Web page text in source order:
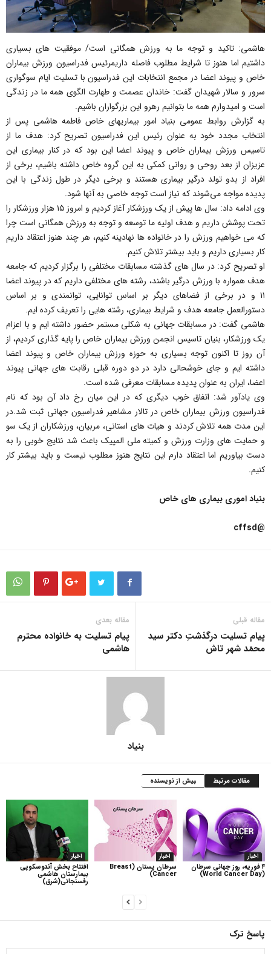
هاشمی: تاکید و توجه ما به ورزش همگانی است/ موفقیت های بسیاری
داشتیم اما هنوز تا شرایط مطلوب فاصله داریمرئیس فدراسیون ورزش بیماران
خاص و پیوند اعضا در مجمع انتخابات این فدراسیون با تسلیت ایام سوگواری
سرور و سالار شهیدان گفت: خاندان عصمت و طهارت الگوی همه ما در زندگی
است و امیدوارم همه ما بتوانیم رهرو این بزرگواران باشیم.
به گزارش روابط عمومی بنیاد امور بیماریهای خاص فاطمه هاشمی پس از
انتخاب مجدد خود به عنوان رئیس این فدراسیون تصریح کرد: هدف ما از
تاسیس ورزش بیماران خاص و پیوند اعضا این بود که در کنار بیماری این
عزیزان از بعد روحی و روانی کمکی به این گروه خاص داشته باشیم، برخی از
افراد از بدو تولد درگیر بیماری هستند و برخی دیگر در طول زندگی با این
پدیده مواجه می‌شوند که نیاز است توجه خاصی به آنها شود.
وی ادامه داد: سال ها پیش از یک ورزشکار آغاز کردیم و امروز ۱۵ هزار ورزشکار را
تحت پوشش داریم و هدف اولیه ما توسعه و توجه به ورزش همگانی است چرا
که می خواهیم ورزش را در خانواده ها نهادینه کنیم، هر چند هنوز اعتقاد داریم
کار بسیاری داریم و باید بیشتر تلاش کنیم.
او تصریح کرد: در سال های گذشته مسابقات مختلفی را برگزار کردیم که جامعه
هدف همواره با ورزش درگیر باشند، رشته های مختلفی داریم که در پیوند اعضا
۱۱ و در برخی از فضاهای دیگر بر اساس توانایی، توانمندی و بر اساس
دستورالعمل جامعه هدف و شرایط بیماری، رشته هایی را تعریف کرده ایم.
هاشمی گفت: در مسابقات جهانی به شکلی مستمر حضور داشته ایم و با اعزام
یک ورزشکار، بنیان تاسیس انجمن ورزش بیماران خاص را پایه گذاری کردیم، از
آن روز تا اکنون توجه بسیاری به حوزه ورزش بیماران خاص و پیوند اعضا
داشته ایم و جای خوشحالی دارد در دو دوره قبلی رقابت های جهانی پیوند
اعضا، ایران به عنوان پدیده مسابقات معرفی شده است.
وی یادآور شد: اتفاق خوب دیگری که در این میان رخ داد آن بود که نام
فدراسیون ورزش بیماران خاص در تالار مشاهیر فدراسیون جهانی ثبت شد.در
این مدت همه تلاش کردند و هیات های استانی، مربیان، ورزشکاران از یک سو
و حمایت های وزارت ورزش و کمیته ملی المپیک باعث شد نتایج خوبی را به
دست بیاوریم اما اعتقاد دارم این نتایج هنوز مطلوب نیست و باید بیشتر کار
کنیم.
بنیاد اموری بیماری های خاص
@cffsd
مقاله قبلی
پیام تسلیت درگذشتِ دکتر سید
محمّد شهر تاش
مقاله بعدی
پیام تسلیت به خانواده محترم
هاشمی
بنیاد
مقالات مرتبط بیش از نویسنده
اخبار
افتتاح بخش آندوسکوپی
بیمارستان هاشمی
رفسنجانی(شرق)
اخبار
سرطان پستان (Breast
Cancer)
اخبار
۴ فوریه، روز جهانی سرطان
(World Cancer Day)
پاسخ ترک